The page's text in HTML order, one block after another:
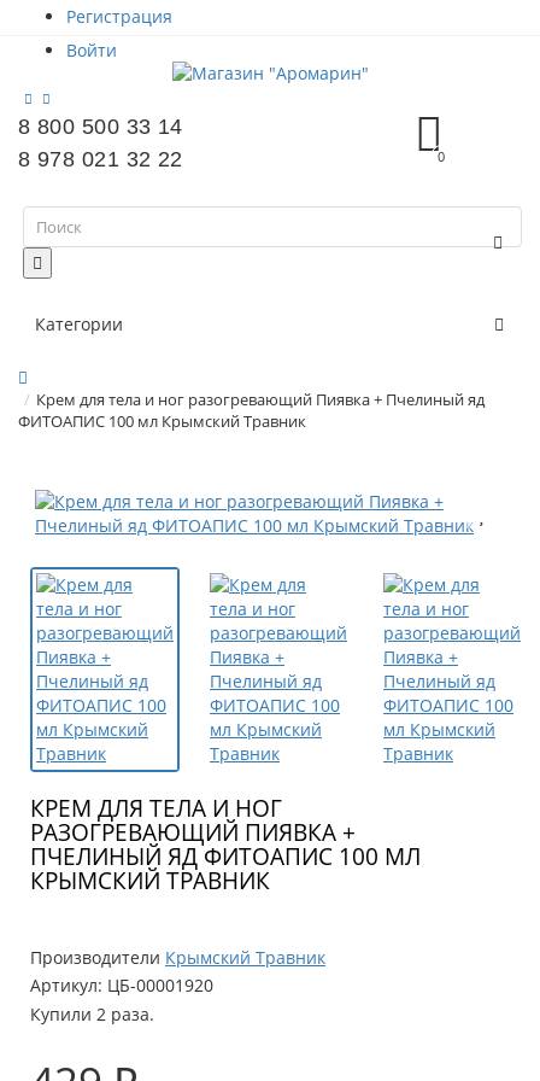
Регистрация
Войти
8 800 500 33 14
8 978 021 32 22
0
Категории
Крем для тела и ног разогревающий Пиявка + Пчелиный яд
ФИТОАПИС 100 мл Крымский Травник
КРЕМ ДЛЯ ТЕЛА И НОГ
РАЗОГРЕВАЮЩИЙ ПИЯВКА +
ПЧЕЛИНЫЙ ЯД ФИТОАПИС 100 МЛ
КРЫМСКИЙ ТРАВНИК
Производители Крымский Травник
Артикул: ЦБ-00001920
Купили 2 раза.